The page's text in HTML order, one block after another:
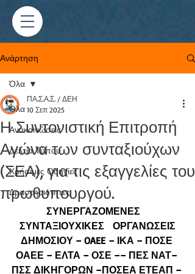
Ανάρτηση
Όλα
Ανακοινώσεις
Δελτία Τύπου
Χρήσιμες Οδηγίες
Δραστηριότητες
Όλα
Η Συντονιστική Επιτροπή
Αγώνα των συνταξιούχων
(ΣΕΑ), για τις εξαγγελίες του
πρωθυπουργού.
ΠΑ.Σ.Α.Σ. / ΔΕΗ
10 Σεπ 2025
ΣΥΝΕΡΓΑΖΟΜΕΝΕΣ
ΣΥΝΤΑΞΙΟΥΧΙΚΕΣ   ΟΡΓΑΝΩΣΕΙΣ
ΔΗΜΟΣΙΟΥ – OAEE – ΙΚΑ – ΠΟΣΕ
ΟΑΕΕ – ΕΛΤΑ – ΟΣΕ –– ΠΕΣ ΝΑΤ–
ΠΣΣ ΔΙΚΗΓΟΡΩΝ –ΠΟΣΕΑ ΕΤΕΑΠ –